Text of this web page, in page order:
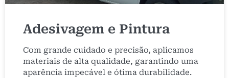
Adesivagem e Pintura
Com grande cuidado e precisão, aplicamos
materiais de alta qualidade, garantindo uma
aparência impecável e ótima durabilidade.